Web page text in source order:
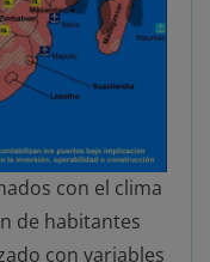
con el clima
de habitantes
con variables